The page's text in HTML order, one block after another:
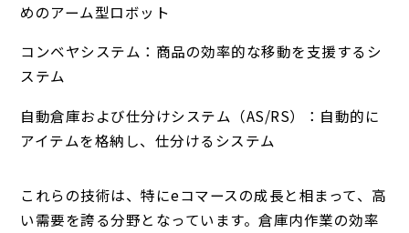
めのアーム型ロボット
コンベヤシステム：商品の効率的な移動を支援するシ
ステム
自動倉庫および仕分けシステム（AS/RS）：自動的に
アイテムを格納し、仕分けるシステム
これらの技術は、特にeコマースの成長と相まって、高
い需要を誇る分野となっています。倉庫内作業の効率